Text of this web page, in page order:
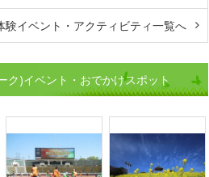
験イベント・アクティビティ一覧へ
)イベント・おでかけスポット